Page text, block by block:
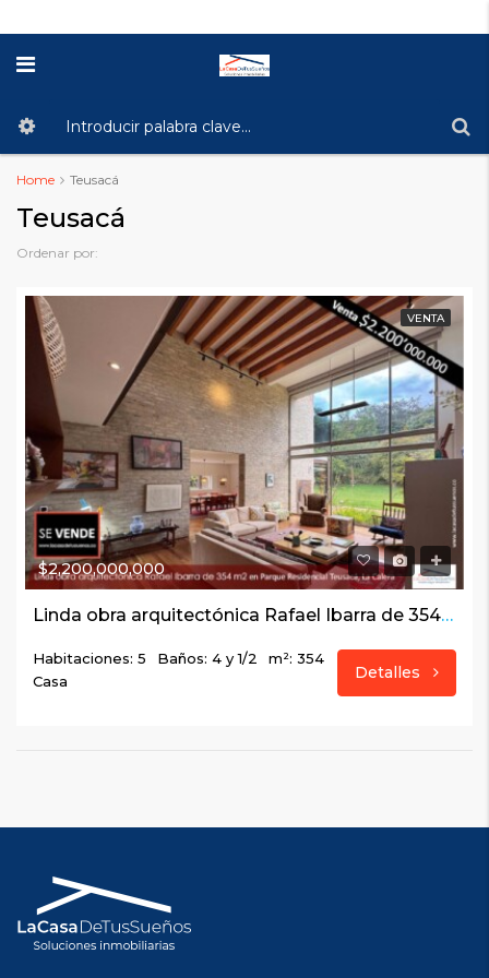
Home Teusacá
Teusacá
Ordenar por:
VENTA
$2,200,000,000
Linda obra arquitectónica Rafael Ibarra de 354 m2 en Parque Residencial Teusacá, La Calera
Habitaciones: 5 Baños: 4 y 1/2
m²: 354
Casa
Detalles